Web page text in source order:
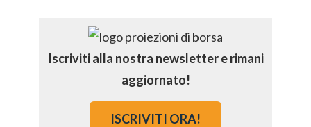
Iscriviti alla nostra newsletter e rimani
aggiornato!
ISCRIVITI ORA!